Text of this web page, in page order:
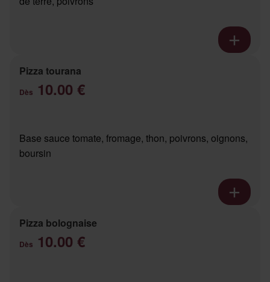
Pizza tourana
Dès 10.00 €
Base sauce tomate, fromage, thon, poivrons, oignons,
boursin
Pizza bolognaise
Dès 10.00 €